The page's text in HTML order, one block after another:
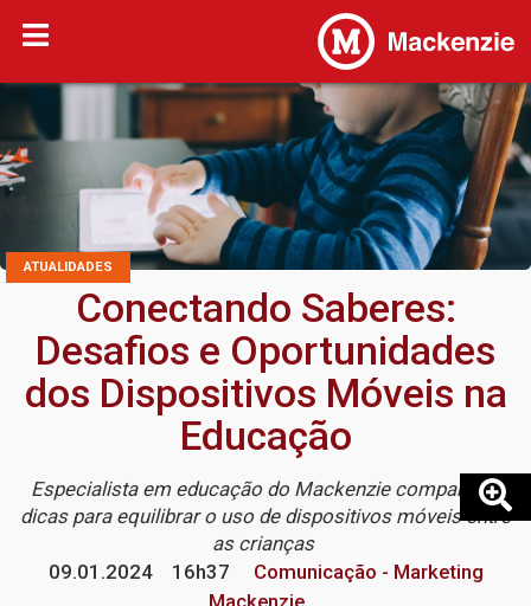
ATUALIDADES
Conectando Saberes:
Desafios e Oportunidades
dos Dispositivos Móveis na
Educação
Especialista em educação do Mackenzie compartilha
dicas para equilibrar o uso de dispositivos móveis entre
as crianças
09.01.2024
16h37
Comunicação - Marketing